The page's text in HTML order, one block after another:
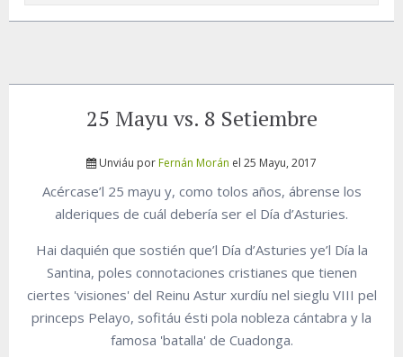
25 Mayu vs. 8 Setiembre
Unviáu porFernán Morán el 25 Mayu, 2017
Acércase’l 25 mayu y, como tolos años, ábrense los
alderiques de cuál debería ser el Día d’Asturies.
Hai daquién que sostién que’l Día d’Asturies ye’l Día la
Santina, poles connotaciones cristianes que tienen
ciertes 'visiones' del Reinu Astur xurdíu nel sieglu VIII pel
princeps Pelayo, sofitáu ésti pola nobleza cántabra y la
famosa 'batalla' de Cuadonga.